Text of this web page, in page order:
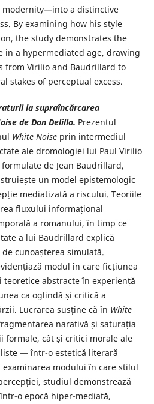
a distinctive
By examining how his style
the study demonstrates the
in a hypermediated age, drawing
from Virilio and Baudrillard to
stakes of perceptual excess.
la supraîncărcarea
de Don Delillo. Prezentul
White Noiseprin intermediul
ale dromologiei lui Paul Virilio
de Jean Baudrillard,
un model epistemologic
mediatizată a riscului. Teoriile
fluxului informațional
a romanului, în timp ce
a lui Baudrillard explică
cunoașterea simulată.
modul în care ficțiunea
abstracte în experiență
ca oglindă și critică a
Lucrarea susține că în White
narativă și saturația
cât și critici morale ale
— într-o estetică literară
modului în care stilul
studiul demonstrează
o epocă hiper-mediată,